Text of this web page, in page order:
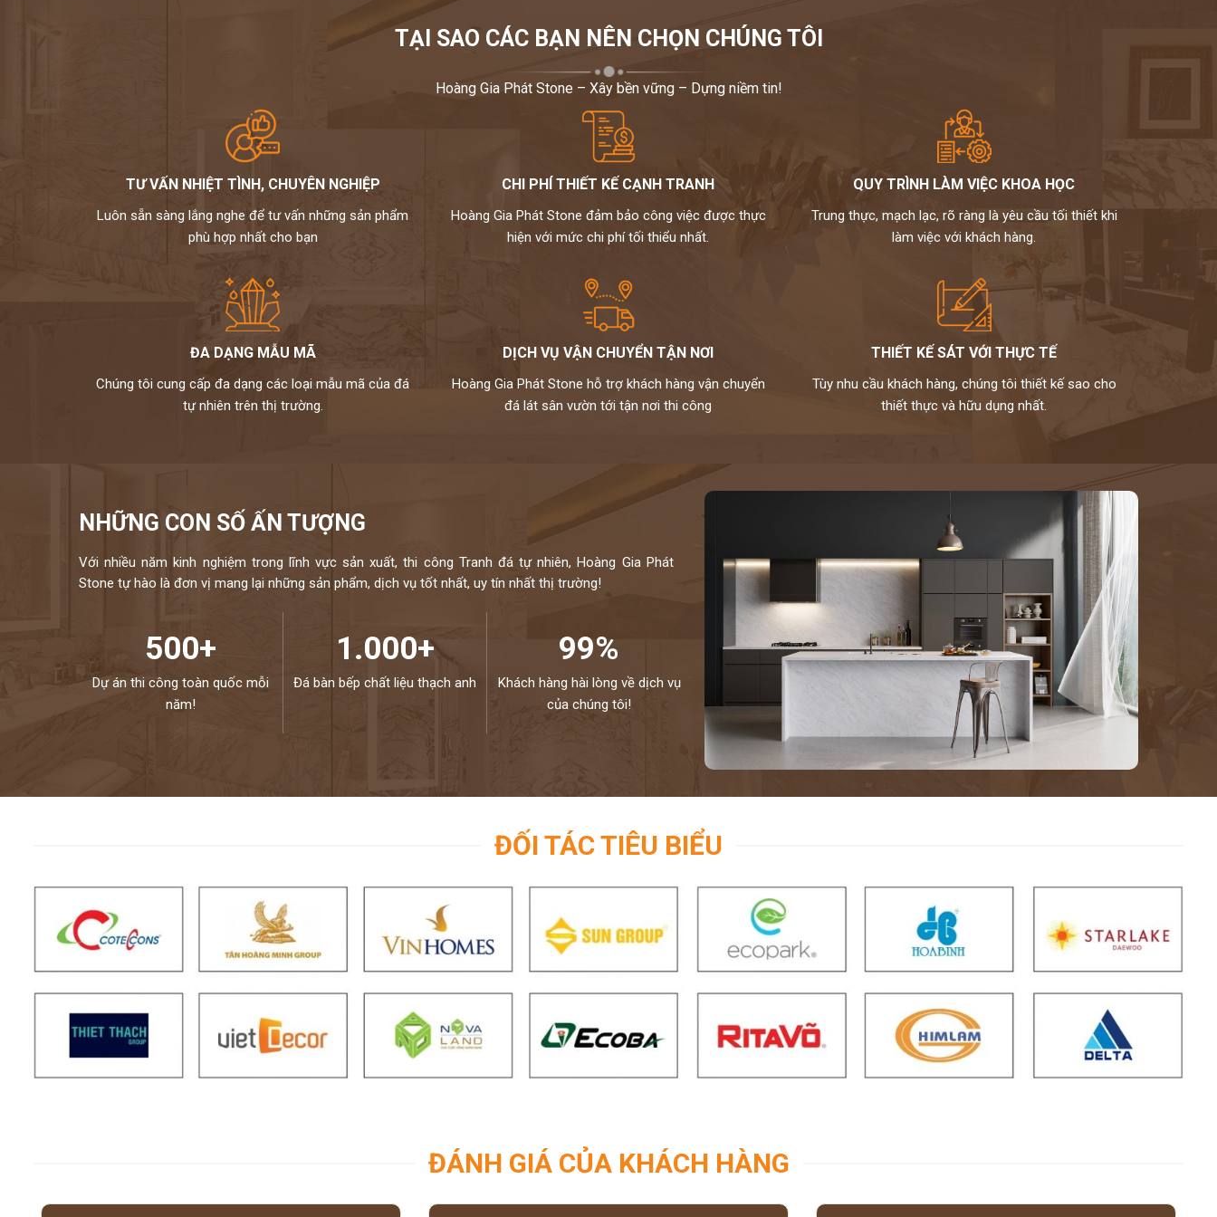
NIỀM TIN CỦA KHÁCH LÀ HẠNH PHÚC CỦA CHÚNG TÔI - HÂN HẠNHĐƯỢC PHỤC VỤ QUÝ KHÁCH –
TẠI SAO CÁC BẠN NÊN CHỌN CHÚNG TÔI
Hoàng Gia Phát Stone – Xây bền vững – Dựng niềm tin!
TƯ VẤN NHIỆT TÌNH, CHUYÊN NGHIỆP
Luôn sẵn sàng lắng nghe để tư vấn những sản phẩm
phù hợp nhất cho bạn
CHI PHÍ THIẾT KẾ CẠNH TRANH
Hoàng Gia Phát Stone đảm bảo công việc được thực
hiện với mức chi phí tối thiểu nhất.
QUY TRÌNH LÀM VIỆC KHOA HỌC
Trung thực, mạch lạc, rõ ràng là yêu cầu tối thiết khi
làm việc với khách hàng.
ĐA DẠNG MẪU MÃ
Chúng tôi cung cấp đa dạng các loại mẫu mã của đá
tự nhiên trên thị trường.
DỊCH VỤ VẬN CHUYỂN TẬN NƠI
Hoàng Gia Phát Stone hỗ trợ khách hàng vận chuyển
đá lát sân vườn tới tận nơi thi công
THIẾT KẾ SÁT VỚI THỰC TẾ
Tùy nhu cầu khách hàng, chúng tôi thiết kế sao cho
thiết thực và hữu dụng nhất.
NHỮNG CON SỐ ẤN TƯỢNG
Với nhiều năm kinh nghiệm trong lĩnh vực sản xuất, thi công Tranh đá tự nhiên, Hoàng Gia Phát
Stone tự hào là đơn vị mang lại những sản phẩm, dịch vụ tốt nhất, uy tín nhất thị trường!
500+
Dự án thi công toàn quốc mỗi
năm!
1.000+
Đá bàn bếp chất liệu thạch anh
99%
Khách hàng hài lòng về dịch vụ
của chúng tôi!
ĐỐI TÁC TIÊU BIỂU
ĐÁNH GIÁ CỦA KHÁCH HÀNG